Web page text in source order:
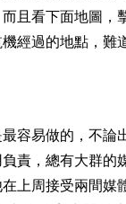
且看下面地圖，
經過的地點，難
容易做的，不論
責，總有大群的
上周接受兩間媒